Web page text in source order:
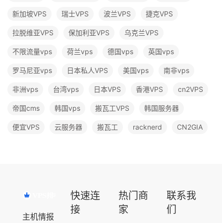
新加坡VPS 瑞士VPS 波兰VPS 捷克VPS
拉脱维亚VPS 保加利亚VPS 乌克兰VPS
不限流量vps 荷兰vps 德国vps 英国vps
罗马尼亚vps 日本私人VPS 美国vps 南非vps
非洲vps 台湾vps 日本VPS 香港VPS cn2VPS
帝国cms 韩国vps 搬瓦工VPS 韩国服务器
便宜VPS 云服务器 搬瓦工 racknerd CN2GIA
主机情报
快速连
接
热门商
家
联系我
们